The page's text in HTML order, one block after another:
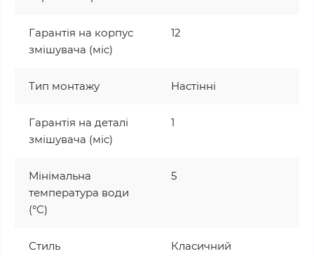
Гарантія на корпус
змішувача (міс)
12
Тип монтажу Настінні
Гарантія на деталі
змішувача (міс)
1
Мінімальна
температура води
(°C)
5
Стиль Класичний